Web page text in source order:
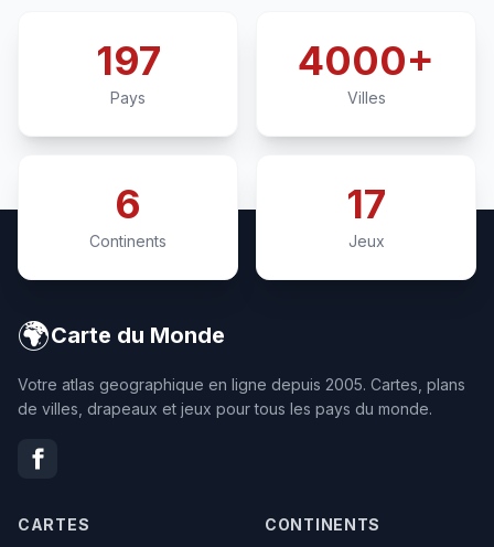
197
Pays
4000+
Villes
6
Continents
17
Jeux
🌍Carte du Monde
Votre atlas geographique en ligne depuis 2005. Cartes, plans
de villes, drapeaux et jeux pour tous les pays du monde.
CARTES CONTINENTS